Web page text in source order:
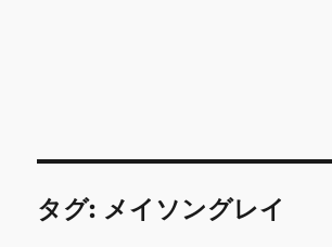
INNOCENCE ～日常に
物 etc販売 江戸川区瑞
タグ: メイソングレイ